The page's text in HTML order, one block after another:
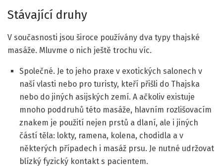
Stávající druhy
V současnosti jsou široce používány dva typy thajské
masáže. Mluvme o nich ještě trochu víc.
Společné. Je to jeho praxe v exotických salonech v
naší vlasti nebo pro turisty, kteří přišli do Thajska
nebo do jiných asijských zemí. A ačkoliv existuje
mnoho poddruhů této masáže, hlavním rozlišovacím
znakem je použití nejen prstů a dlaní, ale i jiných
částí těla: lokty, ramena, kolena, chodidla a v
některých případech i masáž prsu. Je nutné udržovat
blízký fyzický kontakt s pacientem.